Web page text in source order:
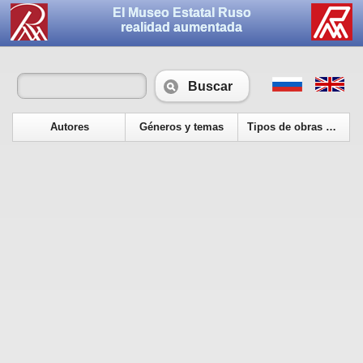
El Museo Estatal Ruso
realidad aumentada
Buscar
Autores Géneros y temas Tipos de obras de arte